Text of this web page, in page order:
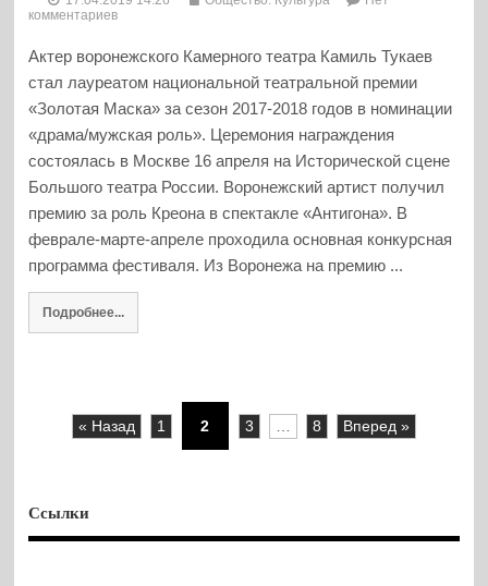
комментариев
Актер воронежского Камерного театра Камиль Тукаев
стал лауреатом национальной театральной премии
«Золотая Маска» за сезон 2017-2018 годов в номинации
«драма/мужская роль». Церемония награждения
состоялась в Москве 16 апреля на Исторической сцене
Большого театра России. Воронежский артист получил
премию за роль Креона в спектакле «Антигона». В
феврале-марте-апреле проходила основная конкурсная
программа фестиваля. Из Воронежа на премию ...
Подробнее...
« Назад 1 2 3 8 Вперед »
Ссылки